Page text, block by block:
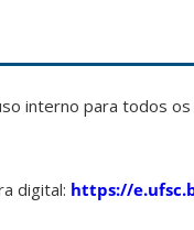
interno para todos
digital: https://